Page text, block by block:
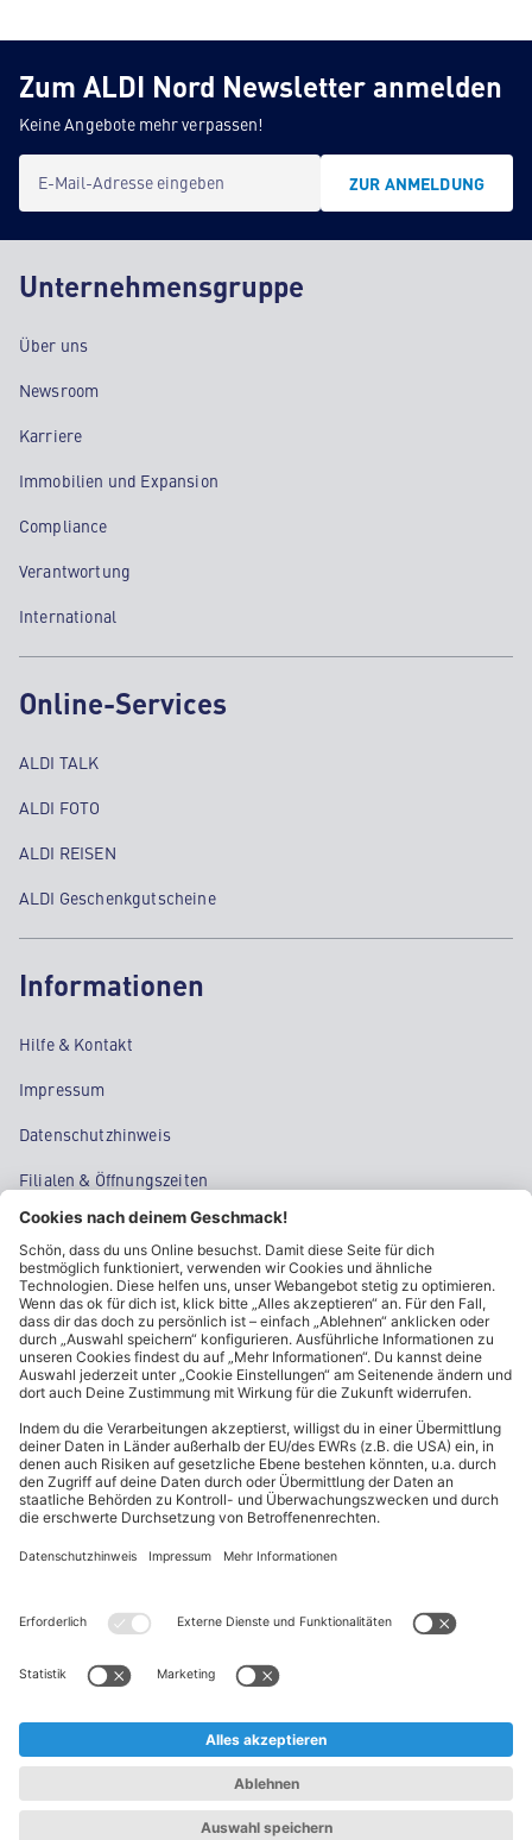
Zum ALDI Nord Newsletter anmelden
Keine Angebote mehr verpassen!
E-Mail-Adresse eingeben ZUR ANMELDUNG
Unternehmensgruppe
Über uns
Newsroom
Karriere
Immobilien und Expansion
Compliance
Verantwortung
International
Online-Services
ALDI TALK
ALDI FOTO
ALDI REISEN
ALDI Geschenkgutscheine
Informationen
Hilfe & Kontakt
Impressum
Datenschutzhinweis
Filialen & Öffnungszeiten
Kontakt
Cookie-Einstellungen
Kundeninformationen
ALDI Nord folgen
* Wir bitten um Beachtung, dass diese Aktionsartikel im
begrenzter Anzahl zur Verfügung stehen. Sie können daher schon
ausverkauft sein.
** Wir bitten um Beachtung, dass diese Artikel nur in begrenzter
Anzahl zur Verfügung stehen. Sie können daher zu bestimmten
Zeiten der Aktion ausverkauft sein.